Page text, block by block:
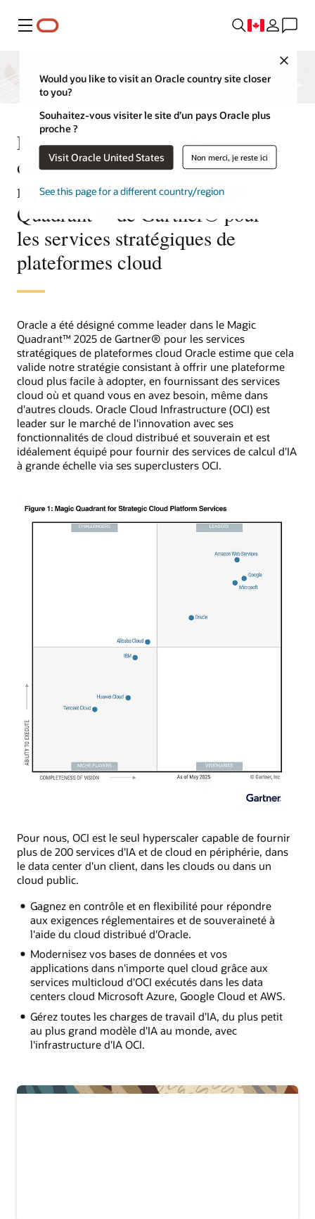
Menu
Would you like to visit an Oracle country site closer
to you?
Souhaitez-vous visiter le site d’un pays Oracle plus
proche ?
Visit Oracle United States Non merci, je reste ici
See this page for a different country/region
Pour la troisième année
consécutive, Oracle est
nommé leader dans le Magic
Quadrant™ de Gartner® pour
les services stratégiques de
plateformes cloud
Oracle a été désigné comme leader dans le Magic
Quadrant™ 2025 de Gartner® pour les services
stratégiques de plateformes cloud Oracle estime que cela
valide notre stratégie consistant à offrir une plateforme
cloud plus facile à adopter, en fournissant des services
cloud où et quand vous en avez besoin, même dans
d'autres clouds. Oracle Cloud Infrastructure (OCI) est
leader sur le marché de l'innovation avec ses
fonctionnalités de cloud distribué et souverain et est
idéalement équipé pour fournir des services de calcul d'IA
à grande échelle via ses superclusters OCI.
Pour nous, OCI est le seul hyperscaler capable de fournir
plus de 200 services d'IA et de cloud en périphérie, dans
le data center d'un client, dans les clouds ou dans un
cloud public.
Gagnez en contrôle et en flexibilité pour répondre
aux exigences réglementaires et de souveraineté à
l'aide du cloud distribué d'Oracle.
Modernisez vos bases de données et vos
applications dans n'importe quel cloud grâce aux
services multicloud d'OCI exécutés dans les data
centers cloud Microsoft Azure, Google Cloud et AWS.
Gérez toutes les charges de travail d'IA, du plus petit
au plus grand modèle d'IA au monde, avec
l'infrastructure d'IA OCI.